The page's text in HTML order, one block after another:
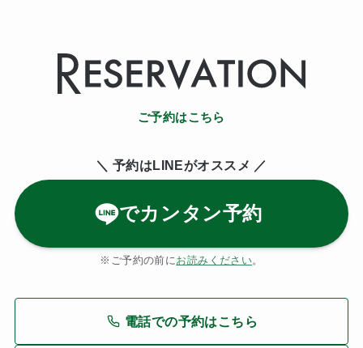
ご予約はこちら
＼ 予約はLINEがオススメ ／
でカンタン予約
※ご予約の前にお読みください。
電話での予約はこちら